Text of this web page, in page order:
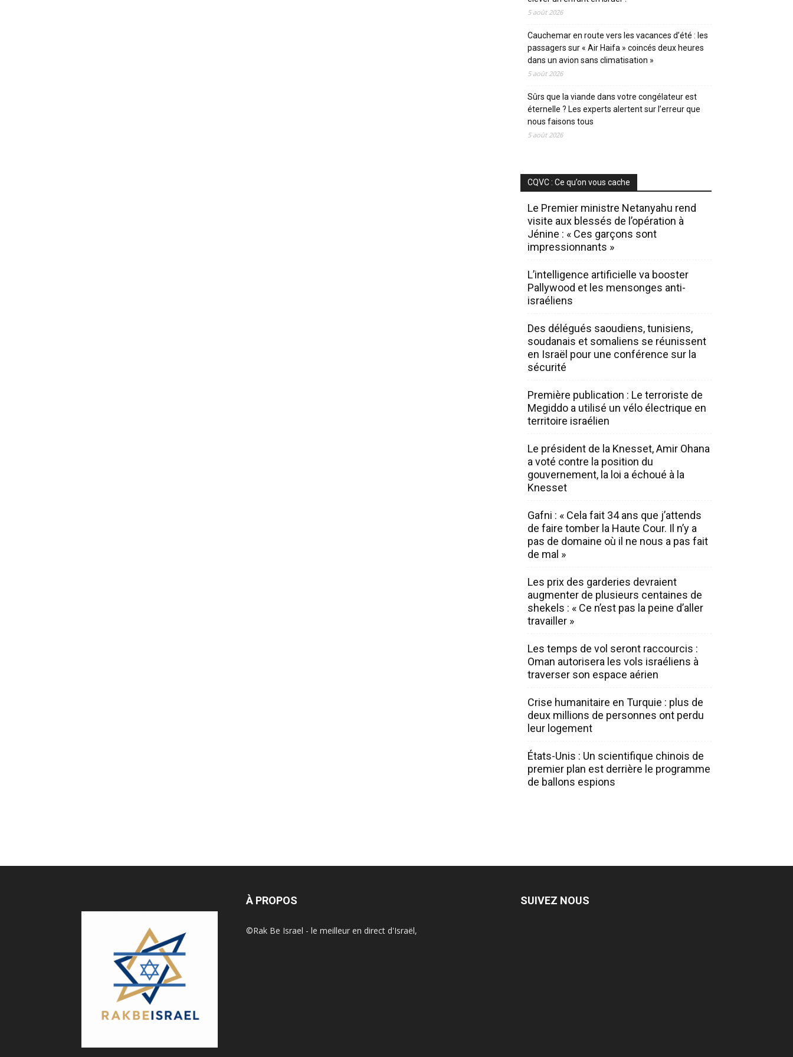
5 août 2026
Cauchemar en route vers les vacances d’été : les
passagers sur « Air Haifa » coincés deux heures
dans un avion sans climatisation »
5 août 2026
Sûrs que la viande dans votre congélateur est
éternelle ? Les experts alertent sur l’erreur que
nous faisons tous
5 août 2026
CQVC : Ce qu’on vous cache
Le Premier ministre Netanyahu rend
visite aux blessés de l’opération à
Jénine : « Ces garçons sont
impressionnants »
L’intelligence artificielle va booster
Pallywood et les mensonges anti-
israéliens
Des délégués saoudiens, tunisiens,
soudanais et somaliens se réunissent
en Israël pour une conférence sur la
sécurité
Première publication : Le terroriste de
Megiddo a utilisé un vélo électrique en
territoire israélien
Le président de la Knesset, Amir Ohana
a voté contre la position du
gouvernement, la loi a échoué à la
Knesset
Gafni : « Cela fait 34 ans que j’attends
de faire tomber la Haute Cour. Il n’y a
pas de domaine où il ne nous a pas fait
de mal »
Les prix des garderies devraient
augmenter de plusieurs centaines de
shekels : « Ce n’est pas la peine d’aller
travailler »
Les temps de vol seront raccourcis :
Oman autorisera les vols israéliens à
traverser son espace aérien
Crise humanitaire en Turquie : plus de
deux millions de personnes ont perdu
leur logement
États-Unis : Un scientifique chinois de
premier plan est derrière le programme
de ballons espions
À PROPOS
©Rak Be Israel - le meilleur en direct d'Israël,
SUIVEZ NOUS